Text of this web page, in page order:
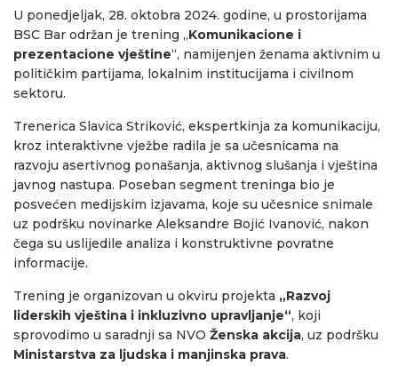
U ponedjeljak, 28. oktobra 2024. godine, u prostorijama
BSC Bar održan je trening „Komunikacione i
prezentacione vještine“, namijenjen ženama aktivnim u
političkim partijama, lokalnim institucijama i civilnom
sektoru.
Trenerica Slavica Striković, ekspertkinja za komunikaciju,
kroz interaktivne vježbe radila je sa učesnicama na
razvoju asertivnog ponašanja, aktivnog slušanja i vještina
javnog nastupa. Poseban segment treninga bio je
posvećen medijskim izjavama, koje su učesnice snimale
uz podršku novinarke Aleksandre Bojić Ivanović, nakon
čega su uslijedile analiza i konstruktivne povratne
informacije.
Trening je organizovan u okviru projekta „Razvoj
liderskih vještina i inkluzivno upravljanje“, koji
sprovodimo u saradnji sa NVO Ženska akcija, uz podršku
Ministarstva za ljudska i manjinska prava.